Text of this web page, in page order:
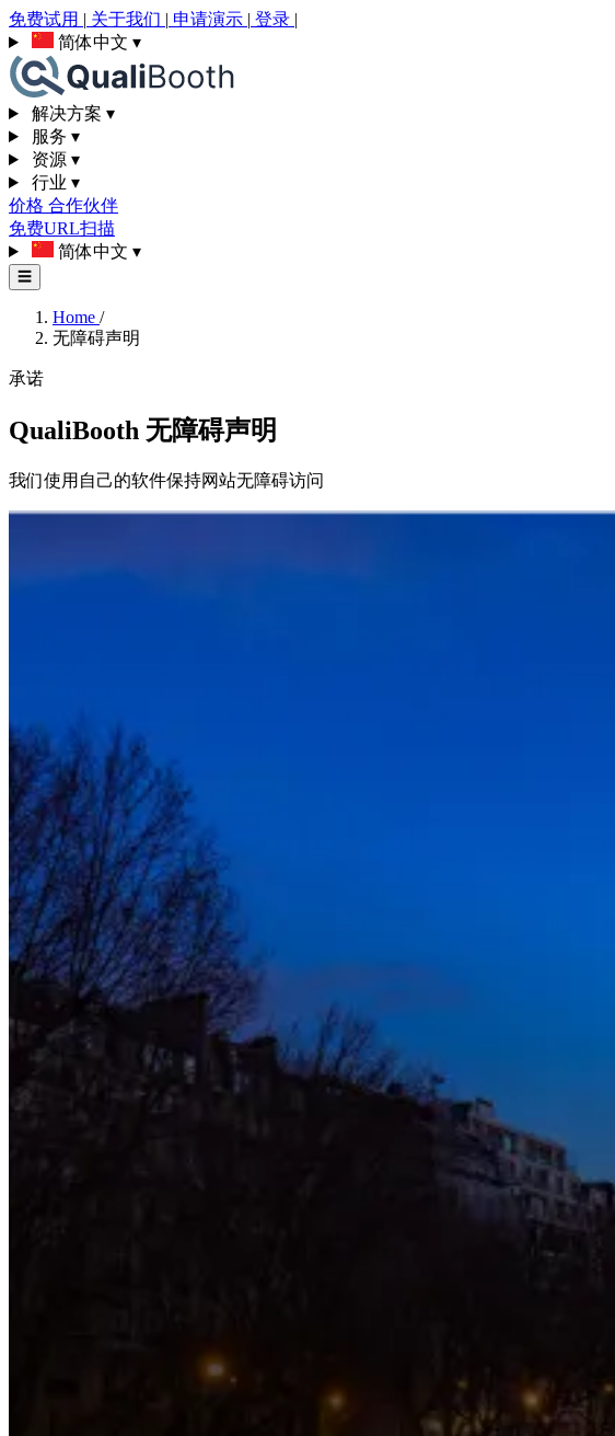
免费试用 | 关于我们 | 申请演示 | 登录 |
简体中文 ▾
解决方案 ▾
服务 ▾
资源 ▾
行业 ▾
价格 合作伙伴
免费URL扫描
简体中文 ▾
☰
Home /
无障碍声明
承诺
QualiBooth 无障碍声明
我们使用自己的软件保持网站无障碍访问